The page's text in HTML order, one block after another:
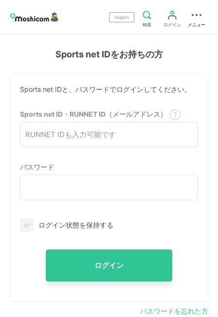
English
検索
ログイン メニュー
Sports net IDをお持ちの方
Sports net IDと、パスワードでログインしてください。
Sports net ID・RUNNET ID（メールアドレス）
パスワード
ログイン状態を保持する
ログイン
パスワードを忘れた方